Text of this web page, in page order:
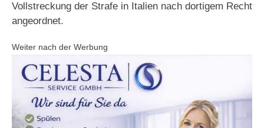
Vollstreckung der Strafe in Italien nach dortigem Recht
angeordnet.
Weiter nach der Werbung